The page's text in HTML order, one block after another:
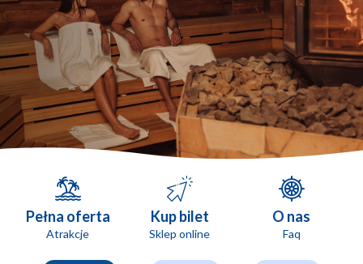
| TERMINY
Kamienica z Nadodrza po remoncie zyska windę! To
będzie duża metamorfoza
Pełna oferta
Atrakcje
Kup bilet
Sklep online
O nas
Faq